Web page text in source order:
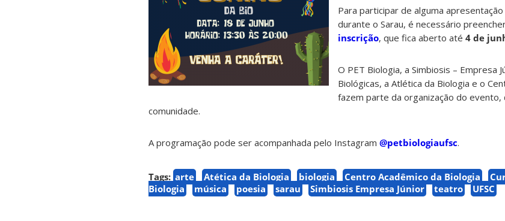
Para participar de alguma
durante o Sarau, é necessário
inscrição, que fica aberto até 4 de
O PET Biologia, a Simbiosis – Empresa
Biológicas, a Atlética da Biologia e o
fazem parte da organização do
comunidade.
A programação pode ser acompanhada pelo Instagram @petbiologiaufsc.
Tags: arte Atética da Biologia biologia Centro Acadêmico da Biologia
Biologia
música poesia sarau Simbiosis Empresa Júnior teatro UFSC